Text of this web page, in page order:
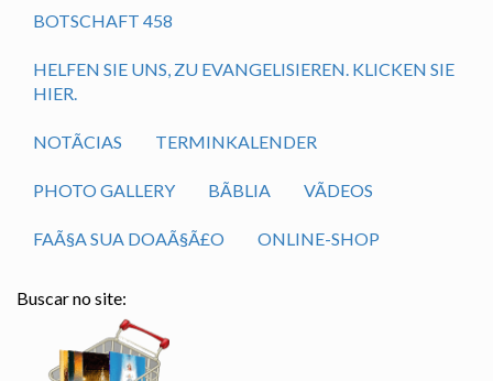
BOTSCHAFT 458
HELFEN SIE UNS, ZU EVANGELISIEREN. KLICKEN SIE
HIER.
NOTÃ­CIAS TERMINKALENDER
PHOTO GALLERY BÃ­BLIA VÃ­DEOS
FAÃ§A SUA DOAÃ§Ã£O ONLINE-SHOP
Buscar no site: